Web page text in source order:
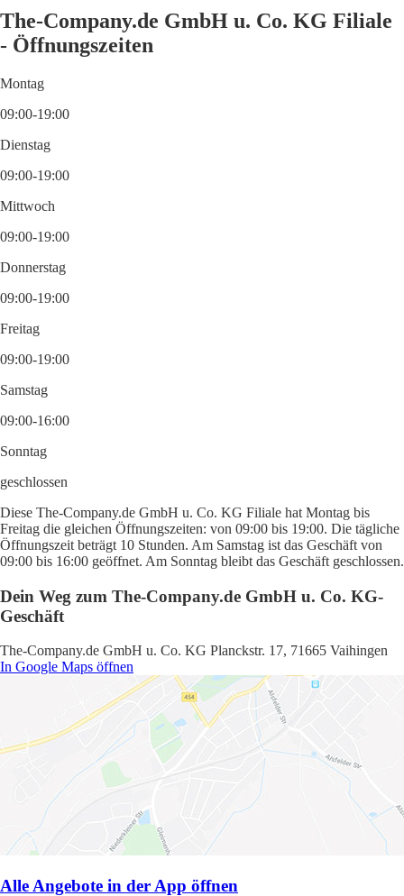
The-Company.de GmbH u. Co. KG Filiale
- Öffnungszeiten
Montag
09:00-19:00
Dienstag
09:00-19:00
Mittwoch
09:00-19:00
Donnerstag
09:00-19:00
Freitag
09:00-19:00
Samstag
09:00-16:00
Sonntag
geschlossen
Diese The-Company.de GmbH u. Co. KG Filiale hat Montag bis
Freitag die gleichen Öffnungszeiten: von 09:00 bis 19:00. Die tägliche
Öffnungszeit beträgt 10 Stunden. Am Samstag ist das Geschäft von
09:00 bis 16:00 geöffnet. Am Sonntag bleibt das Geschäft geschlossen.
Dein Weg zum The-Company.de GmbH u. Co. KG-
Geschäft
The-Company.de GmbH u. Co. KG Planckstr. 17, 71665 Vaihingen
In Google Maps öffnen
Alle Angebote in der App öffnen